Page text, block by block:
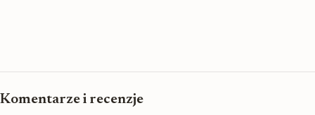
Komentarze i recenzje